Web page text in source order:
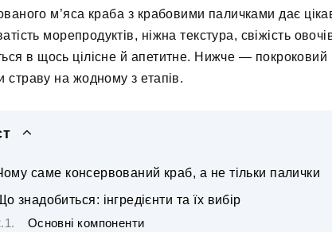
м’яса краба з крабовими паличками дає
морепродуктів, ніжна текстура, свіжість
в щось цілісне й апетитне. Нижче — покроковий
страву на жодному з етапів.
саме консервований краб, а не тільки палички
знадобиться: інгредієнти та їх вибір
Основні компоненти